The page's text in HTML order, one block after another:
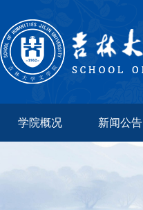
学院概况 新闻公告